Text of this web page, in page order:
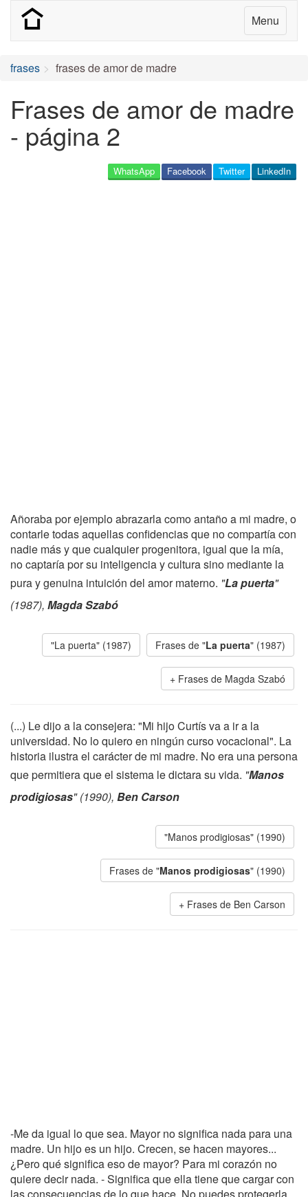
Menu
frases frases de amor de madre
Frases de amor de madre
- página 2
LinkedIn
Twitter
Facebook
WhatsApp
Añoraba por ejemplo abrazarla como antaño a mi madre, o
contarle todas aquellas confidencias que no compartía con
nadie más y que cualquier progenitora, igual que la mía,
no captaría por su inteligencia y cultura sino mediante la
pura y genuina intuición del amor materno. "La puerta"
(1987), Magda Szabó
"La puerta" (1987) Frases de "La puerta" (1987)
Frases de Magda Szabó
(...) Le dijo a la consejera: "Mi hijo Curtís va a ir a la
universidad. No lo quiero en ningún curso vocacional". La
historia ilustra el carácter de mi madre. No era una persona
que permitiera que el sistema le dictara su vida. "Manos
prodigiosas" (1990), Ben Carson
"Manos prodigiosas" (1990)
Frases de "Manos prodigiosas" (1990)
Frases de Ben Carson
-Me da igual lo que sea. Mayor no significa nada para una
madre. Un hijo es un hijo. Crecen, se hacen mayores...
¿Pero qué significa eso de mayor? Para mi corazón no
quiere decir nada. - Significa que ella tiene que cargar con